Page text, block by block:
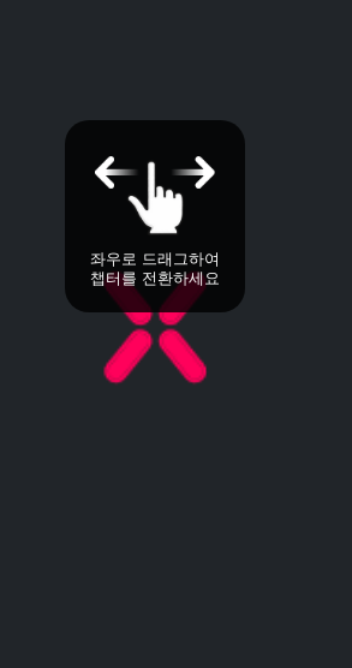
좌우로 드래그하여
챕터를 전환하세요